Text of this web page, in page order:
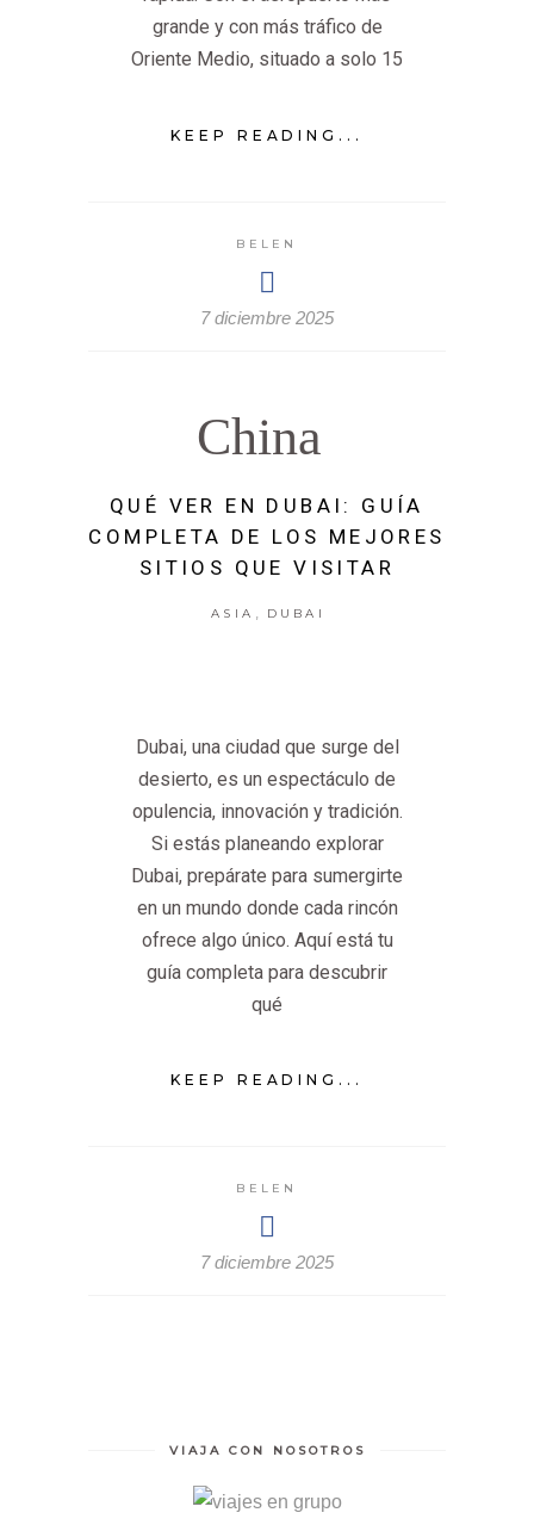
grande y con más tráfico de
Oriente Medio, situado a solo 15
KEEP READING...
BELEN
7 diciembre 2025
China
QUÉ VER EN DUBAI: GUÍA
COMPLETA DE LOS MEJORES
SITIOS QUE VISITAR
ASIA DUBAI
Dubai, una ciudad que surge del
desierto, es un espectáculo de
opulencia, innovación y tradición.
Si estás planeando explorar
Dubai, prepárate para sumergirte
en un mundo donde cada rincón
ofrece algo único. Aquí está tu
guía completa para descubrir
qué
KEEP READING...
BELEN
7 diciembre 2025
VIAJA CON NOSOTROS